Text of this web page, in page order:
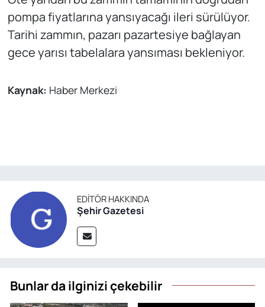
pompa fiyatlarına yansıyacağı ileri sürülüyor.
Tarihi zammın, pazarı pazartesiye bağlayan
gece yarısı tabelalara yansıması bekleniyor.
Kaynak: Haber Merkezi
EDITÖR HAKKINDA
Şehir Gazetesi
Bunlar da ilginizi çekebilir